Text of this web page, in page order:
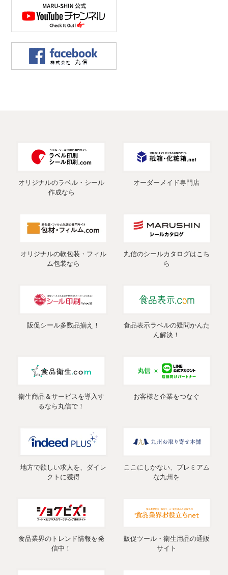
オリジナルのラベル・シール
作成なら
オーダーメイド専門店
オリジナルの軟包装・フィル
ム包装なら
丸信のシールカタログはこち
ら
販促シール多数品揃え！
食品表示ラベルの疑問かんた
ん解決！
衛生商品＆サービスを導入す
るなら丸信で！
お客様と企業をつなぐ
地方で欲しい求人を、ダイレ
クトに獲得
ここにしかない、プレミアム
な九州を
食品業界のトレンド情報を発
信中！
販促ツール・衛生用品の通販
サイト